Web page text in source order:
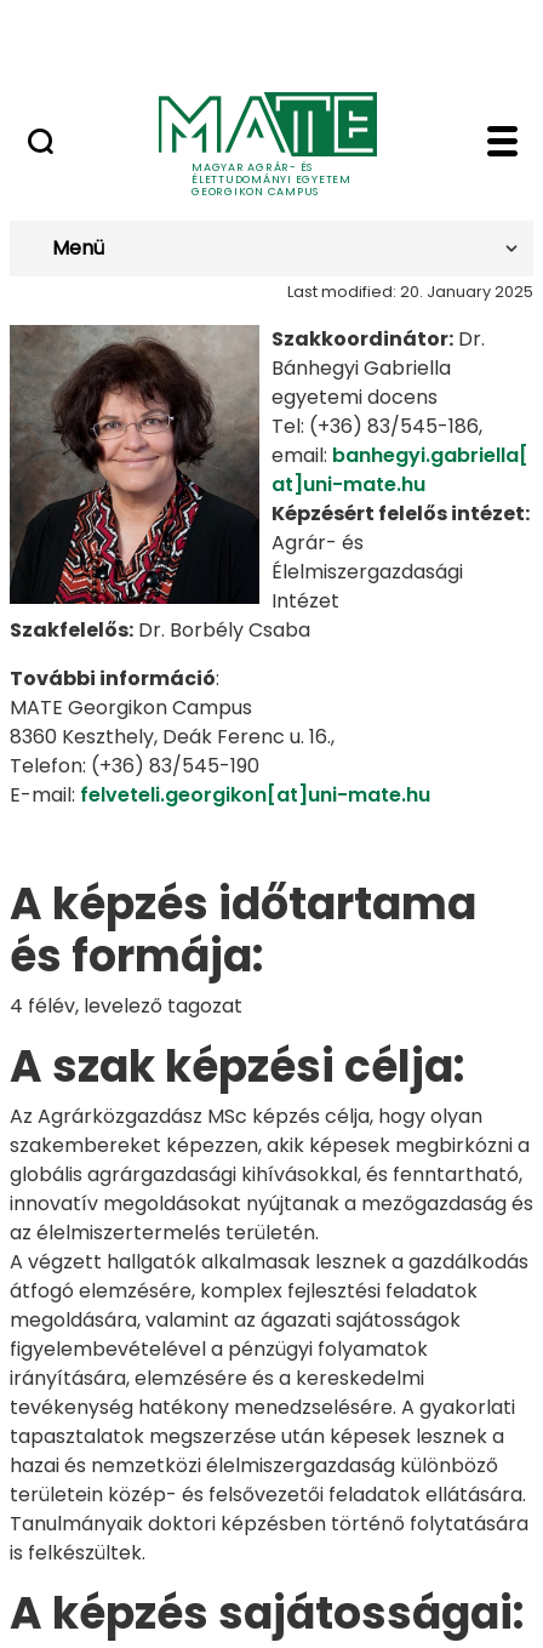
MAGYAR AGRÁR- ÉS
ÉLETTUDOMÁNYI EGYETEM
GEORGIKON CAMPUS
Agrárközgazdász -
Agrárközgazdász
Menü
Last modified: 20. January 2025
Szakkoordinátor: Dr.
Bánhegyi Gabriella
egyetemi docens
Tel: (+36) 83/545-186,
email: banhegyi.gabriella[
at]uni-mate.hu
Képzésért felelős intézet:
Agrár- és
Élelmiszergazdasági
Intézet
Szakfelelős: Dr. Borbély Csaba
További információ:
MATE Georgikon Campus
8360 Keszthely, Deák Ferenc u. 16.,
Telefon: (+36) 83/545-190
E-mail: felveteli.georgikon[at]uni-mate.hu
A képzés időtartama
és formája:
4 félév, levelező tagozat
A szak képzési célja:
Az Agrárközgazdász MSc képzés célja, hogy olyan
szakembereket képezzen, akik képesek megbirkózni a
globális agrárgazdasági kihívásokkal, és fenntartható,
innovatív megoldásokat nyújtanak a mezőgazdaság és
az élelmiszertermelés területén.
A végzett hallgatók alkalmasak lesznek a gazdálkodás
átfogó elemzésére, komplex fejlesztési feladatok
megoldására, valamint az ágazati sajátosságok
figyelembevételével a pénzügyi folyamatok
irányítására, elemzésére és a kereskedelmi
tevékenység hatékony menedzselésére. A gyakorlati
tapasztalatok megszerzése után képesek lesznek a
hazai és nemzetközi élelmiszergazdaság különböző
területein közép- és felsővezetői feladatok ellátására.
Tanulmányaik doktori képzésben történő folytatására
is felkészültek.
A képzés sajátosságai: